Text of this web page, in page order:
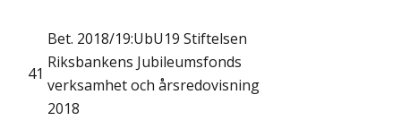
41
Bet. 2018/19:UbU19 Stiftelsen
Riksbankens Jubileumsfonds
verksamhet och årsredovisning
2018